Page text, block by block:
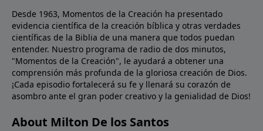
Desde 1963, Momentos de la Creación ha presentado
evidencia científica de la creación bíblica y otras verdades
científicas de la Biblia de una manera que todos puedan
entender. Nuestro programa de radio de dos minutos,
"Momentos de la Creación", le ayudará a obtener una
comprensión más profunda de la gloriosa creación de Dios.
¡Cada episodio fortalecerá su fe y llenará su corazón de
asombro ante el gran poder creativo y la genialidad de Dios!
About Milton De los Santos